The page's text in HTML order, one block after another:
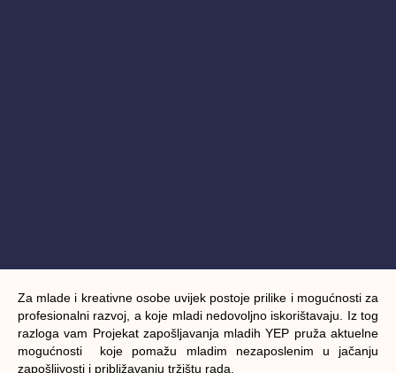
Za mlade i kreativne osobe uvijek postoje prilike i mogućnosti za
profesionalni razvoj, a koje mladi nedovoljno iskorištavaju. Iz tog
razloga vam Projekat zapošljavanja mladih YEP pruža aktuelne
mogućnosti koje pomažu mladim nezaposlenim u jačanju
zapošljivosti i približavanju tržištu rada.